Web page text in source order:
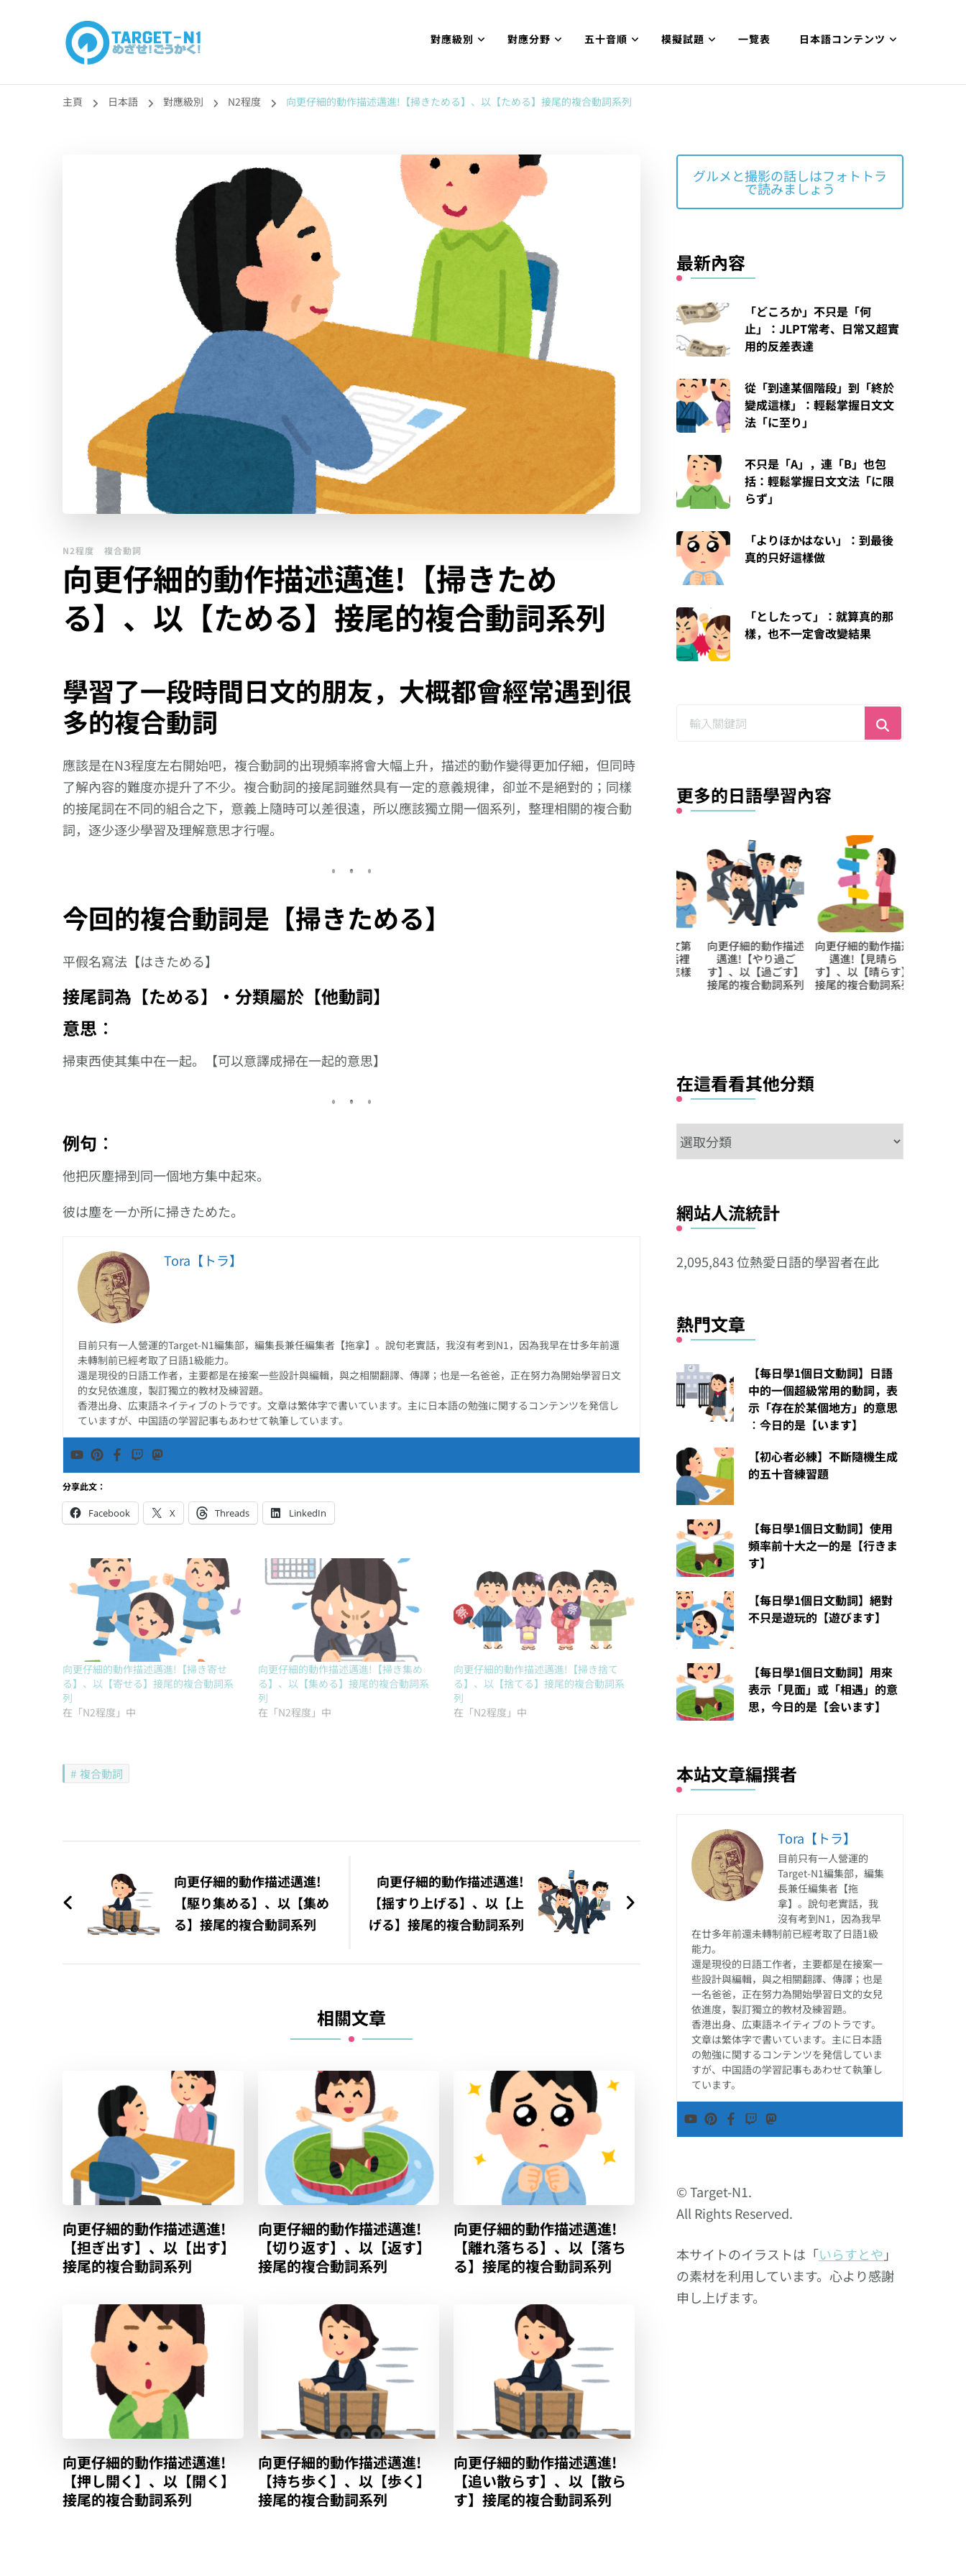
目標!!日本語能力試N1合格
對應級別 對應分野 五十音順 模擬試題 一覽表 日本語コンテンツ
主頁 日本語 對應級別 N2程度 向更仔細的動作描述邁進!【掃きためる】、以【ためる】接尾的複合動詞系列
N2程度 複合動詞
向更仔細的動作描述邁進!【掃きため
る】、以【ためる】接尾的複合動詞系列
學習了一段時間日文的朋友，大概都會經常遇到很
多的複合動詞
應該是在N3程度左右開始吧，複合動詞的出現頻率將會大幅上升，描述的動作變得更加仔細，但同時
了解內容的難度亦提升了不少。複合動詞的接尾詞雖然具有一定的意義規律，卻並不是絕對的；同樣
的接尾詞在不同的組合之下，意義上隨時可以差很遠，所以應該獨立開一個系列，整理相關的複合動
詞，逐少逐少學習及理解意思才行喔。
今回的複合動詞是【掃きためる】
平假名寫法【はきためる】
接尾詞為【ためる】‧分類屬於【他動詞】
意思︰
掃東西使其集中在一起。【可以意譯成掃在一起的意思】
例句︰
他把灰塵掃到同一個地方集中起來。
彼は塵を一か所に掃きためた。
Tora【トラ】
目前只有一人營運的Target-N1編集部，編集長兼任編集者【拖拿】。說句老實話，我沒有考到N1，因為我早在廿多年前還
未轉制前已經考取了日語1級能力。
還是現役的日語工作者，主要都是在接案一些設計與編輯，與之相關翻譯、傳譯；也是一名爸爸，正在努力為開始學習日文
的女兒依進度，製訂獨立的教材及練習題。
香港出身、広東語ネイティブのトラです。文章は繁体字で書いています。主に日本語の勉強に関するコンテンツを発信し
ていますが、中国語の学習記事もあわせて執筆しています。
分享此文：
Facebook X Threads LinkedIn
向更仔細的動作描述邁進!【掃き寄せ
る】、以【寄せる】接尾的複合動詞系
列
在「N2程度」中
向更仔細的動作描述邁進!【掃き集め
る】、以【集める】接尾的複合動詞系
列
在「N2程度」中
向更仔細的動作描述邁進!【掃き捨て
る】、以【捨てる】接尾的複合動詞系
列
在「N2程度」中
複合動詞
章
導
向更仔細的動作描述邁進!
【駆り集める】、以【集め
る】接尾的複合動詞系列
向更仔細的動作描述邁進!
【揺すり上げる】、以【上
げる】接尾的複合動詞系列
相關文章
向更仔細的動作描述邁進!
【担ぎ出す】、以【出す】
接尾的複合動詞系列
向更仔細的動作描述邁進!
【切り返す】、以【返す】
接尾的複合動詞系列
向更仔細的動作描述邁進!
【離れ落ちる】、以【落ち
る】接尾的複合動詞系列
向更仔細的動作描述邁進!
【押し開く】、以【開く】
接尾的複合動詞系列
向更仔細的動作描述邁進!
【持ち歩く】、以【歩く】
接尾的複合動詞系列
向更仔細的動作描述邁進!
【追い散らす】、以【散ら
す】接尾的複合動詞系列
グルメと撮影の話しはフォトトラ
で読みましょう
最新內容
「どころか」不只是「何
止」：JLPT常考、日常又超實
用的反差表達
從「到達某個階段」到「終於
變成這樣」：輕鬆掌握日文文
法「に至り」
不只是「A」，連「B」也包
括：輕鬆掌握日文文法「に限
らず」
「よりほかはない」：到最後
真的只好這樣做
「としたって」：就算真的那
樣，也不一定會改變結果
更多的日語學習內容
向更仔細的動作描述
邁進!【やり過ご
す】、以【過ごす】
接尾的複合動詞系列
向更仔細的動作描述
邁進!【見晴ら
す】、以【晴らす】
接尾的複合動詞系列
向更仔細的動
る】、以【当
接尾的複合動
在這看看其他分類
在
這
其
分
網站人流統計
2,095,843 位熱愛日語的學習者在此
熱門文章
【每日學1個日文動詞】日語
中的一個超級常用的動詞，表
示「存在於某個地方」的意思
︰今日的是【います】
【初心者必練】不斷隨機生成
的五十音練習題
【每日學1個日文動詞】使用
頻率前十大之一的是【行きま
す】
【每日學1個日文動詞】絕對
不只是遊玩的【遊びます】
【每日學1個日文動詞】用來
表示「見面」或「相遇」的意
思，今日的是【会います】
本站文章編撰者
Tora【トラ】
目前只有一人營運的
Target-N1編集部，編集
長兼任編集者【拖
拿】。說句老實話，我
沒有考到N1，因為我早
在廿多年前還未轉制前已經考取了日語1級
能力。
還是現役的日語工作者，主要都是在接案一
些設計與編輯，與之相關翻譯、傳譯；也是
一名爸爸，正在努力為開始學習日文的女兒
依進度，製訂獨立的教材及練習題。
香港出身、広東語ネイティブのトラです。
文章は繁体字で書いています。主に日本語
の勉強に関するコンテンツを発信していま
すが、中国語の学習記事もあわせて執筆し
ています。
© Target-N1.
All Rights Reserved.
本サイトのイラストは「いらすとや 」
の素材を利用しています。心より感謝
申し上げます。